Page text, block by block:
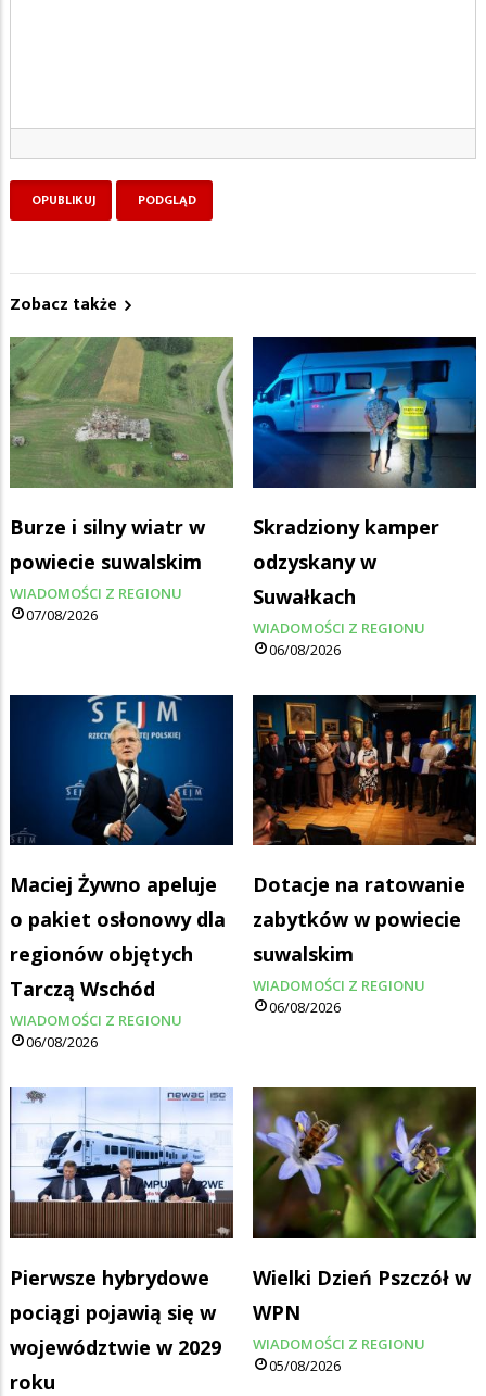
Zobacz także
Burze i silny wiatr w
powiecie suwalskim
WIADOMOŚCI Z REGIONU
07/08/2026
Skradziony kamper
odzyskany w
Suwałkach
WIADOMOŚCI Z REGIONU
06/08/2026
Maciej Żywno apeluje
o pakiet osłonowy dla
regionów objętych
Tarczą Wschód
WIADOMOŚCI Z REGIONU
06/08/2026
Dotacje na ratowanie
zabytków w powiecie
suwalskim
WIADOMOŚCI Z REGIONU
06/08/2026
Pierwsze hybrydowe
pociągi pojawią się w
województwie w 2029
roku
Wielki Dzień Pszczół w
WPN
WIADOMOŚCI Z REGIONU
05/08/2026